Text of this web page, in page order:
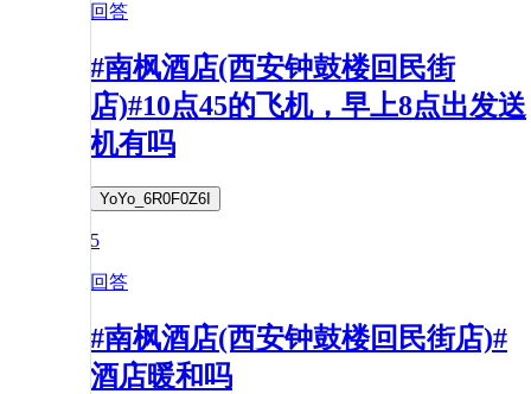
回答
#南枫酒店(西安钟鼓楼回民街
店)#10点45的飞机，早上8点出发送
机有吗
YoYo_6R0F0Z6I
5
回答
#南枫酒店(西安钟鼓楼回民街店)#
酒店暖和吗